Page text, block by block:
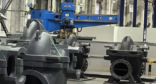
العربية
Tiếng Việt
Indonesia